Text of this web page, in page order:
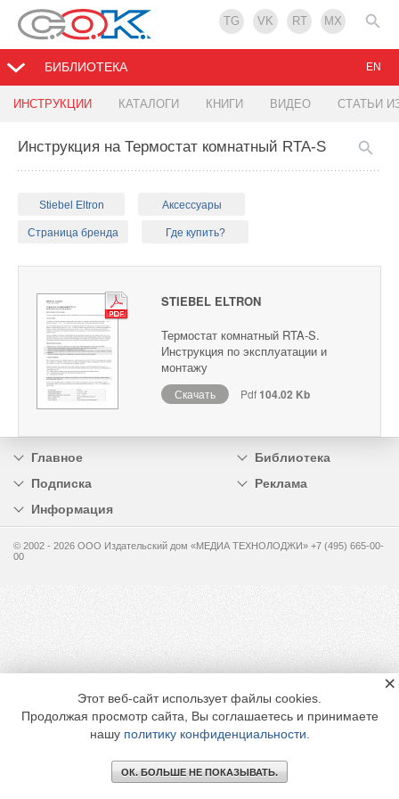
TG VK RT MX
БИБЛИОТЕКА
ИНСТРУКЦИИ КАТАЛОГИ КНИГИ ВИДЕО СТАТЬИ
EN
Инструкция на Термостат комнатный RTA-S
Stiebel Eltron Аксессуары
Страница бренда Где купить?
STIEBEL ELTRON
Термостат комнатный RTA-S.
Инструкция по эксплуатации и
монтажу
Скачать Pdf104.02 Kb
Главное
Библиотека
Подписка
Реклама
Информация
© 2002 - 2026 OOO Издательский дом «МЕДИА ТЕХНОЛОДЖИ» +7 (495) 665-00-
00
Этот веб-сайт использует файлы cookies.
Продолжая просмотр сайта, Вы соглашаетесь и принимаете
нашу политику конфиденциальности
ОК. БОЛЬШЕ НЕ ПОКАЗЫВАТЬ.
×